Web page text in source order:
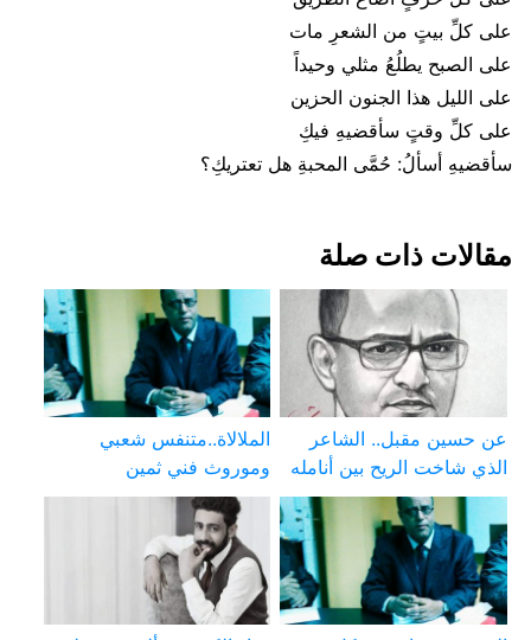
على كلِّ بيتٍ من الشعرِ مات
على الصبح يطلُعُ مثلي وحيداً
على الليل هذا الجنون الحزين
على كلِّ وقتٍ سأقضيهِ فيكِ
سأقضيهِ أسألُ: حُمَّى المحبةِ هل تعتريكِ؟
مقالات ذات صلة
عن حسين مقبل.. الشاعر
الذي شاخت الريح بين أنامله
الملالاة..متنفس شعبي
وموروث فني ثمين